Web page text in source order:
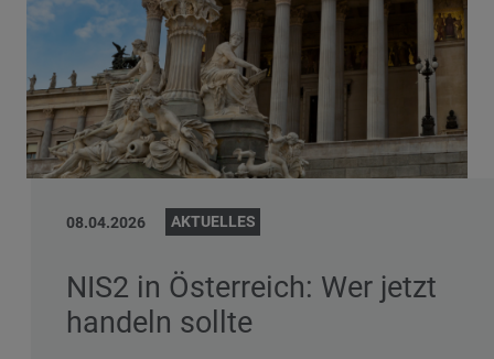
08.04.2026 AKTUELLES
NIS2 in Österreich: Wer jetzt
handeln sollte